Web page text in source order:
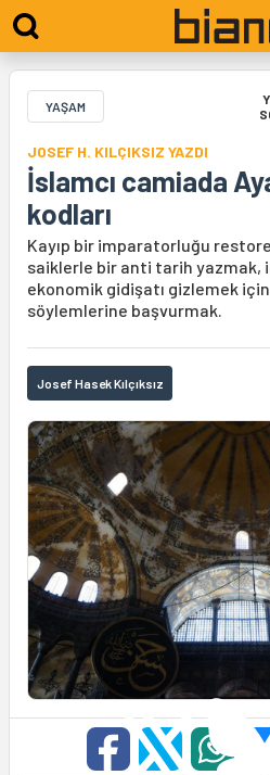
YAŞAM
JOSEF H. KILÇIKSIZ YAZDI
İslamcı camiada
kodları
Kayıp bir imparatorluğu
saiklerle bir anti tarih yazmak,
ekonomik gidişatı gizlemek
söylemlerine başvurmak.
Josef Hasek Kılçıksız